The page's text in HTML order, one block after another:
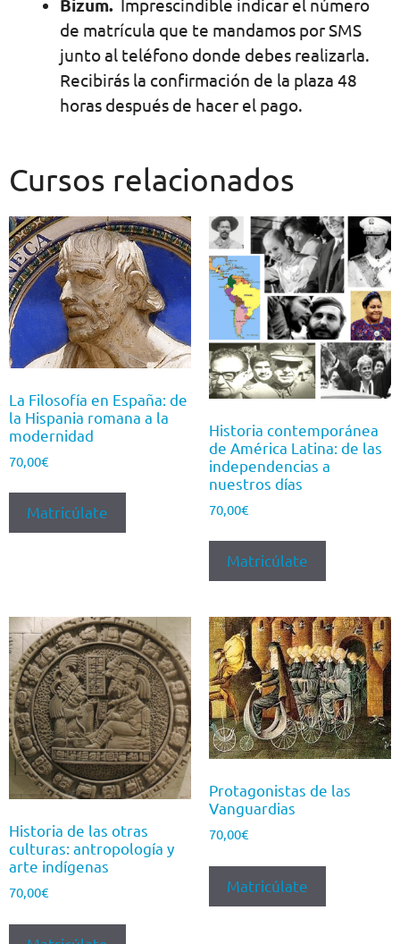
Bizum. Imprescindible indicar el número
de matrícula que te mandamos por SMS
junto al teléfono donde debes realizarla.
Recibirás la confirmación de la plaza 48
horas después de hacer el pago.
Cursos relacionados
La Filosofía en España: de
la Hispania romana a la
modernidad
70,00€
Matricúlate
Historia contemporánea
de América Latina: de las
independencias a
nuestros días
70,00€
Matricúlate
Historia de las otras
culturas: antropología y
arte indígenas
70,00€
Protagonistas de las
Vanguardias
70,00€
Matricúlate